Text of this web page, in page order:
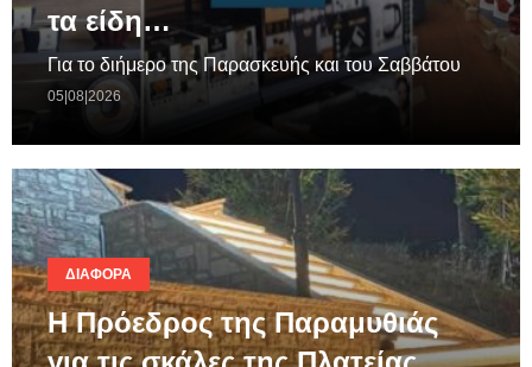
τα είδη…
Για το διήμερο της Παρασκευής και του Σαββάτου
05|08|2026
ΔΙΆΦΟΡΑ
Η Πρόεδρος της Παραμυθιάς